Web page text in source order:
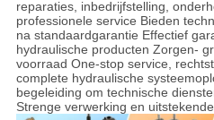
reparaties, inbedrijfstelling,
professionele service Bieden
na standaardgarantie Effectief
hydraulische producten Zorgen-
voorraad One-stop service,
complete hydraulische
begeleiding om technische
Strenge verwerking en